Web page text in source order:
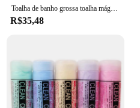
Toalha de banho grossa toalha mágica para o cabelo seco de microfibra toalha grossa pós banho banheiro
R$35,48